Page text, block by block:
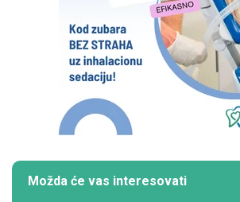
Možda će vas interesovati